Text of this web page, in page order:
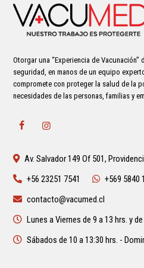
Otorgar una “Experiencia de
seguridad, en manos de un equipo
compromete con proteger la salud de la
necesidades de las personas, familias y
Av. Salvador 149 Of 501,
+56 23251 7541
+569 5840
contacto@vacumed.cl
Lunes a Viernes de 9 a 13 hrs. y
Sábados de 10 a 13:30 hrs. -